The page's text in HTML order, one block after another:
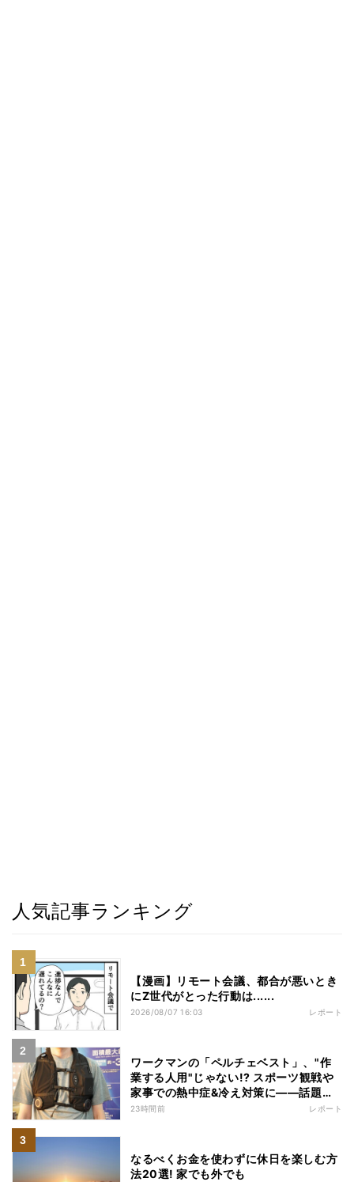
人気記事ランキング
【漫画】リモート会議、都合が悪いとき
にZ世代がとった行動は......
2026/08/07 16:03 レポート
ワークマンの「ペルチェベスト」、"作
業する人用"じゃない!? スポーツ観戦や
家事での熱中症&冷え対策に――話題の
商品を徹底検証
23時間前 レポート
なるべくお金を使わずに休日を楽しむ方
法20選! 家でも外でも